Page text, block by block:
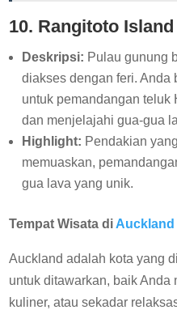
10. Rangitoto Island
Deskripsi: Pulau gunung
diakses dengan feri. Anda
untuk pemandangan teluk
dan menjelajahi gua-gua
Highlight: Pendakian
memuaskan,
gua lava yang unik.
Tempat Wisata di Auckland
Auckland adalah kota yang
untuk ditawarkan, baik Anda
kuliner, atau sekadar